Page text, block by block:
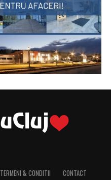
TERMENI & CONDITII CONTACT